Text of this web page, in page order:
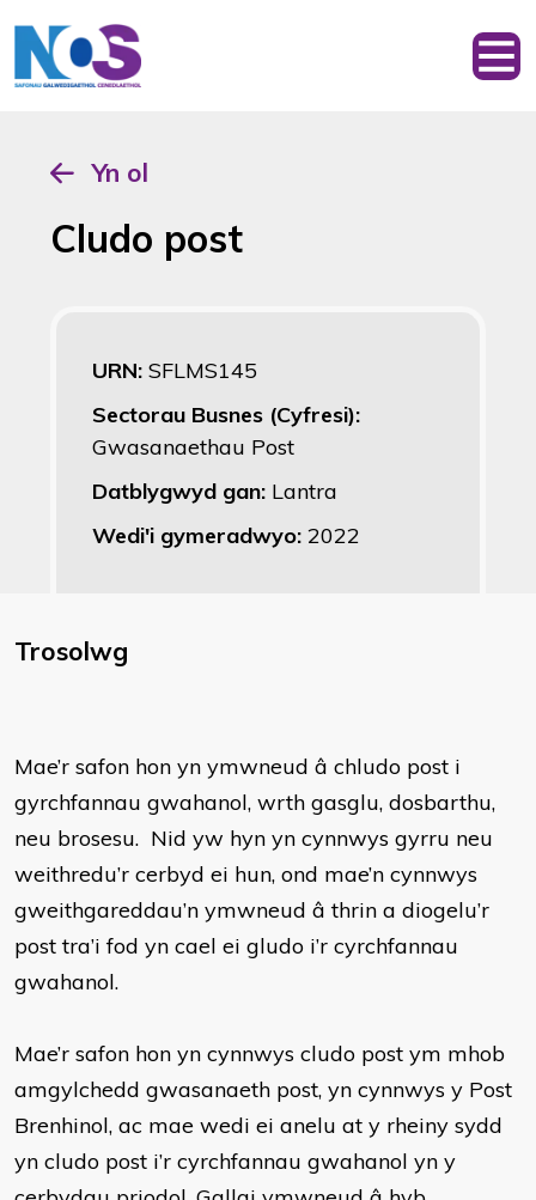
Yn ol
Cludo post
URN: SFLMS145
Sectorau Busnes (Cyfresi):
Gwasanaethau Post
Datblygwyd gan: Lantra
Wedi'i gymeradwyo: 2022
Trosolwg
Mae’r safon hon yn ymwneud â chludo post i
gyrchfannau gwahanol, wrth gasglu, dosbarthu,
neu brosesu. Nid yw hyn yn cynnwys gyrru neu
weithredu’r cerbyd ei hun, ond mae’n cynnwys
gweithgareddau’n ymwneud â thrin a diogelu’r
post tra’i fod yn cael ei gludo i’r cyrchfannau
gwahanol.
Mae’r safon hon yn cynnwys cludo post ym mhob
amgylchedd gwasanaeth post, yn cynnwys y Post
Brenhinol, ac mae wedi ei anelu at y rheiny sydd
yn cludo post i’r cyrchfannau gwahanol yn y